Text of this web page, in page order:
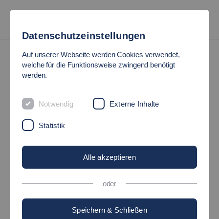
Datenschutzeinstellungen
Auf unserer Webseite werden Cookies verwendet,
welche für die Funktionsweise zwingend benötigt
werden.
Notwendig Externe Inhalte
Statistik
Alle akzeptieren
oder
Speichern & Schließen